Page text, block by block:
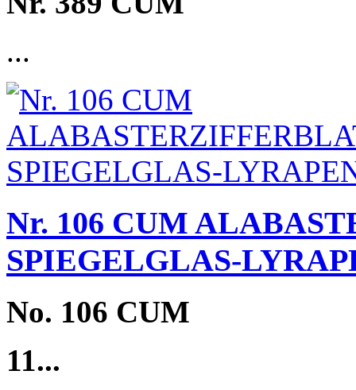
...
Nr. 106 CUM
SPIEGELGLAS-
No. 106 CUM
11...